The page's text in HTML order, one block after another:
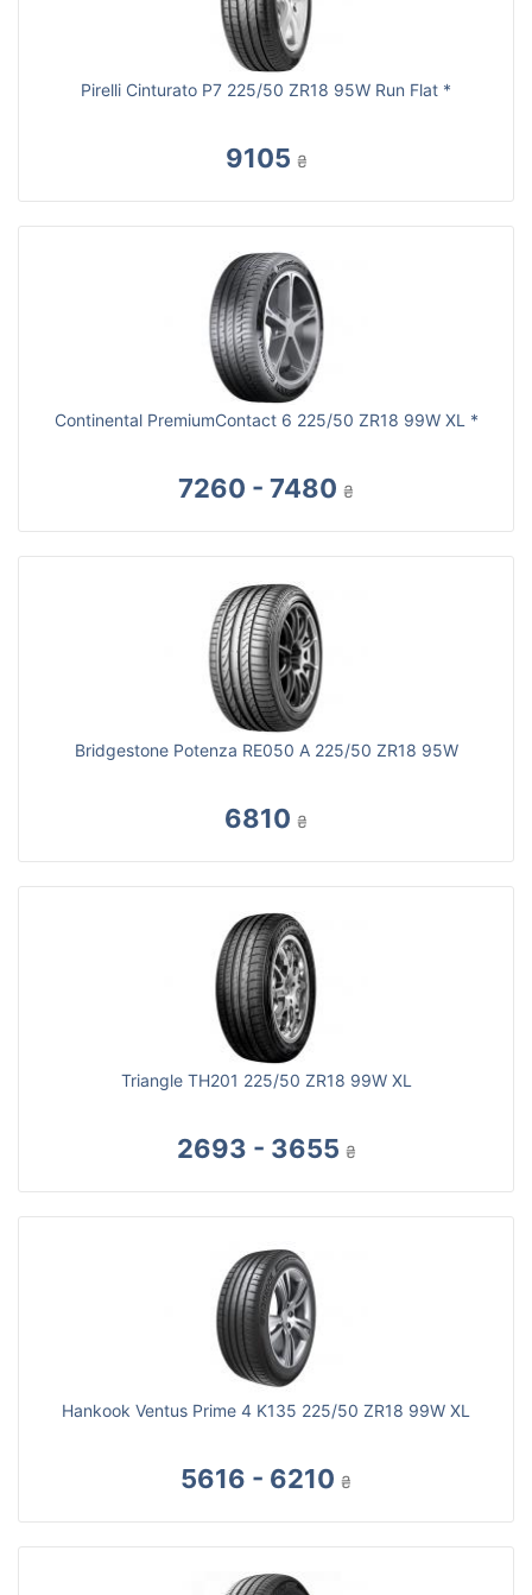
Pirelli Cinturato P7 225/50 ZR18 95W Run Flat *
9105 ₴
Continental PremiumContact 6 225/50 ZR18 99W XL *
7260 - 7480 ₴
Bridgestone Potenza RE050 A 225/50 ZR18 95W
6810 ₴
Triangle TH201 225/50 ZR18 99W XL
2693 - 3655 ₴
Hankook Ventus Prime 4 K135 225/50 ZR18 99W XL
5616 - 6210 ₴